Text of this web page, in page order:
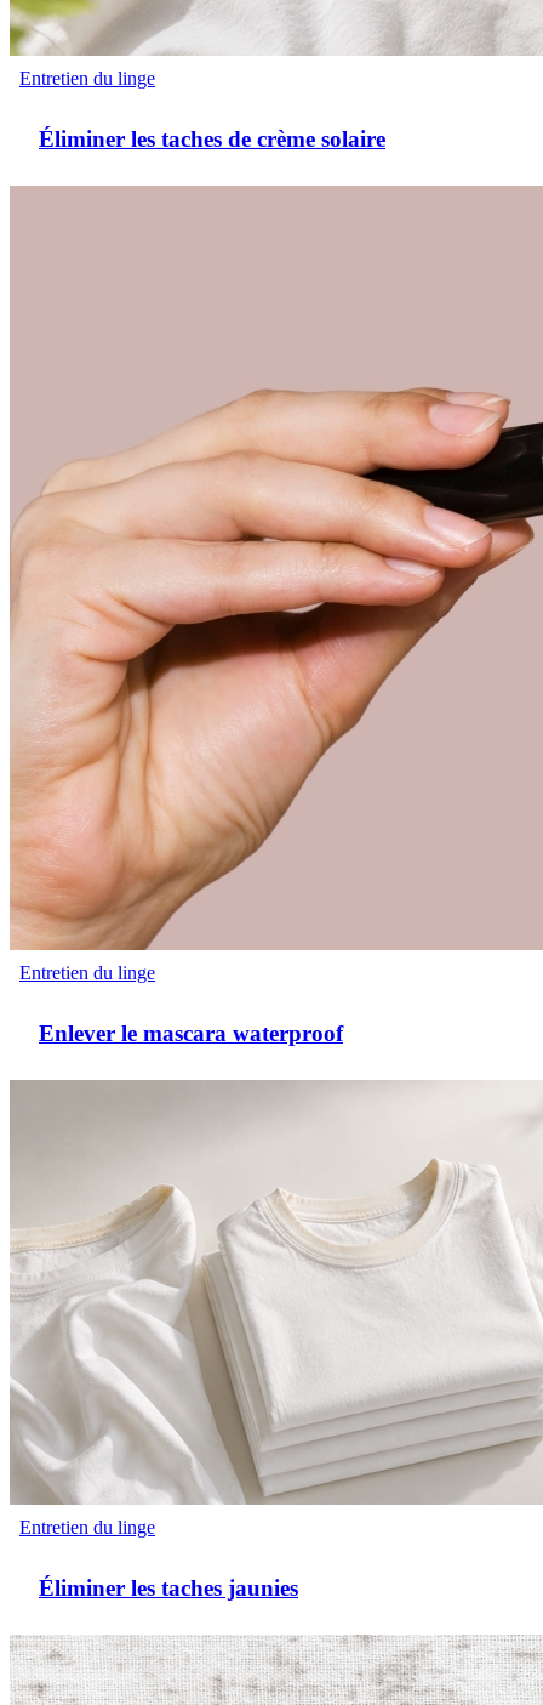
Entretien du linge
Éliminer les taches de crème solaire
Entretien du linge
Enlever le mascara waterproof
Entretien du linge
Éliminer les taches jaunies